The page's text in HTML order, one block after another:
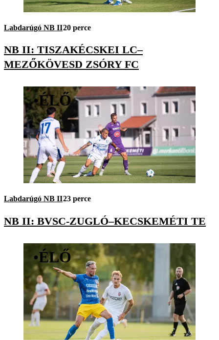
Labdarúgó NB II20 perce
NB II: TISZAKÉCSKEI LC–
MEZŐKÖVESD ZSÓRY FC
•ÉLŐ
Labdarúgó NB II23 perce
NB II: BVSC-ZUGLÓ–KECSKEMÉTI TE
•ÉLŐ